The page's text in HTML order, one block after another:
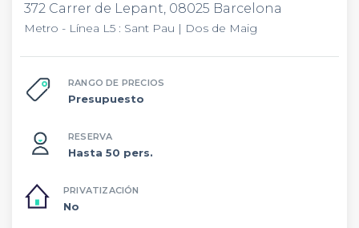
372 Carrer de Lepant, 08025 Barcelona
Metro - Línea L5 : Sant Pau | Dos de Maig
RANGO DE PRECIOS
Presupuesto
RESERVA
Hasta 50 pers.
PRIVATIZACIÓN
No